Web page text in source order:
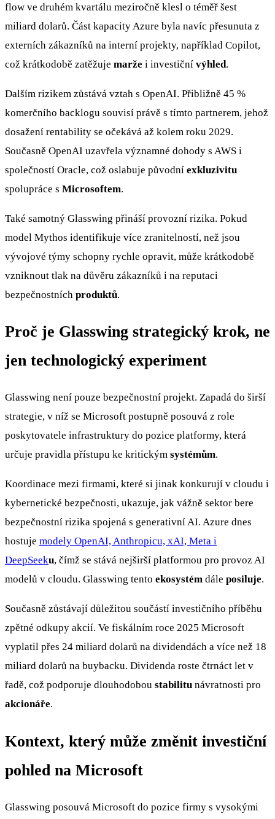
flow ve druhém kvartálu meziročně klesl o téměř šest
miliard dolarů. Část kapacity Azure byla navíc přesunuta z
externích zákazníků na interní projekty, například Copilot,
což krátkodobě zatěžuje marže i investiční výhled.
Dalším rizikem zůstává vztah s OpenAI. Přibližně 45 %
komerčního backlogu souvisí právě s tímto partnerem, jehož
dosažení rentability se očekává až kolem roku 2029.
Současně OpenAI uzavřela významné dohody s AWS i
společností Oracle, což oslabuje původní exkluzivitu
spolupráce s Microsoftem.
Také samotný Glasswing přináší provozní rizika. Pokud
model Mythos identifikuje více zranitelností, než jsou
vývojové týmy schopny rychle opravit, může krátkodobě
vzniknout tlak na důvěru zákazníků i na reputaci
bezpečnostních produktů.
Proč je Glasswing strategický krok, ne
jen technologický experiment
Glasswing není pouze bezpečnostní projekt. Zapadá do širší
strategie, v níž se Microsoft postupně posouvá z role
poskytovatele infrastruktury do pozice platformy, která
určuje pravidla přístupu ke kritickým systémům.
Koordinace mezi firmami, které si jinak konkurují v cloudu i
kybernetické bezpečnosti, ukazuje, jak vážně sektor bere
bezpečnostní rizika spojená s generativní AI. Azure dnes
hostuje modely OpenAI, Anthropicu, xAI, Meta i
DeepSeeku, čímž se stává nejširší platformou pro provoz AI
modelů v cloudu. Glasswing tento ekosystém dále posiluje.
Současně zůstávají důležitou součástí investičního příběhu
zpětné odkupy akcií. Ve fiskálním roce 2025 Microsoft
vyplatil přes 24 miliard dolarů na dividendách a více než 18
miliard dolarů na buybacku. Dividenda roste čtrnáct let v
řadě, což podporuje dlouhodobou stabilitu návratnosti pro
akcionáře.
Kontext, který může změnit investiční
pohled na Microsoft
Glasswing posouvá Microsoft do pozice firmy s vysokými